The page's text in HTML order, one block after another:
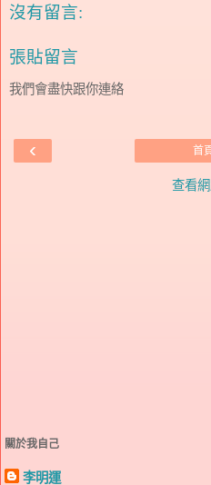
沒有留言:
張貼留言
我們會盡快跟你連絡
‹ 首
查看
關於我自己
李明運